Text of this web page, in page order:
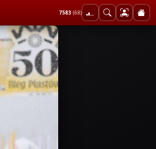
7583 (68)